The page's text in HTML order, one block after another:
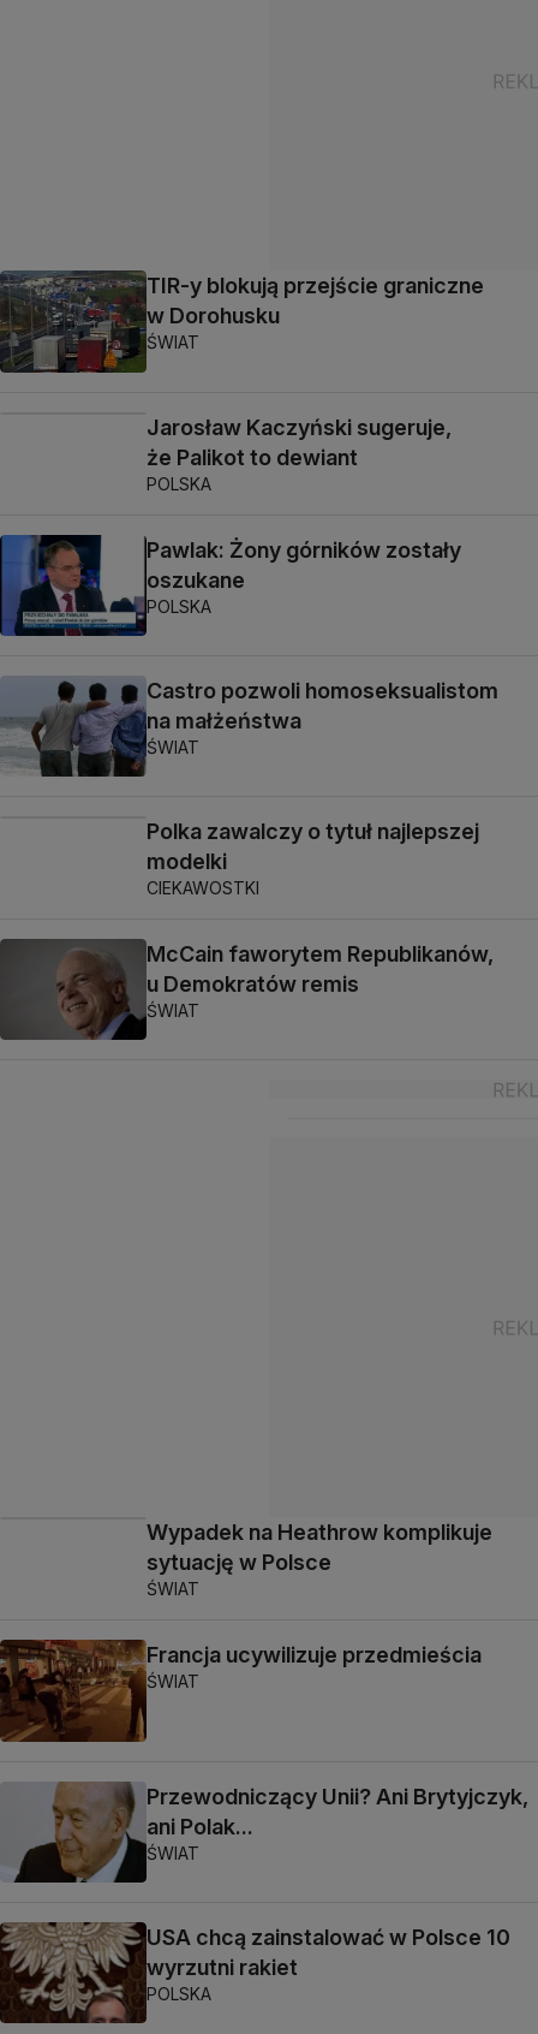
TIR-y blokują przejście graniczne
w Dorohusku
ŚWIAT
Jarosław Kaczyński sugeruje,
że Palikot to dewiant
POLSKA
Pawlak: Żony górników zostały
oszukane
POLSKA
Castro pozwoli homoseksualistom
na małżeństwa
ŚWIAT
Polka zawalczy o tytuł najlepszej
modelki
CIEKAWOSTKI
McCain faworytem Republikanów,
u Demokratów remis
ŚWIAT
Wypadek na Heathrow komplikuje
sytuację w Polsce
ŚWIAT
Francja ucywilizuje przedmieścia
ŚWIAT
Przewodniczący Unii? Ani Brytyjczyk,
ani Polak...
ŚWIAT
USA chcą zainstalować w Polsce 10
wyrzutni rakiet
POLSKA